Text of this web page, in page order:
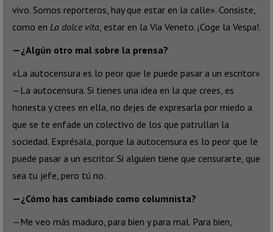
vivo. Somos reporteros, hay que estar en la calle». Consiste,
como en La dolce vita, estar en la Via Veneto. ¡Coge la Vespa!.
—¿Algún otro mal sobre la prensa?
«La autocensura es lo peor que le puede pasar a un escritor»
—La autocensura. Si tienes una idea en la que crees, es
honesta y crees en ella, no dejes de expresarla por miedo a
que se te enfade un colectivo de los que patrullan la
sociedad. Exprésala, porque la autocensura es lo peor que le
puede pasar a un escritor. Si alguien tiene que censurarte, que
sea tu jefe, pero tú no.
—¿Cómo has cambiado como columnista?
—Me veo más maduro, para bien y para mal. Para bien,